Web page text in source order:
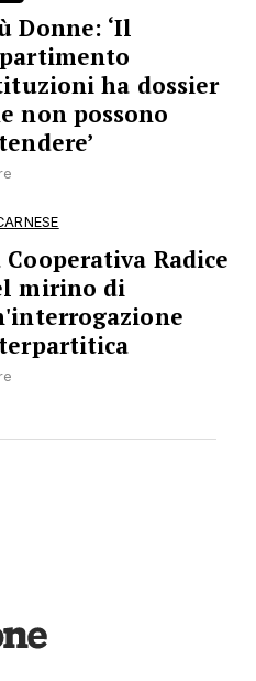
Donne: ‘Il
ha dossier
non possono
Cooperativa Radice
mirino di